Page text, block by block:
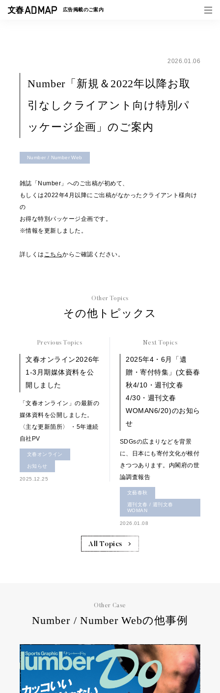
広告掲載のご案内
事例一覧
トピックス
2026.01.06
Number「新規＆2022年以降お取
引なしクライアント向け特別パ
ッケージ企画」のご案内
Number / Number Web
雑誌「Number」へのご出稿が初めて、
もしくは2022年4月以降にご出稿がなかったクライアント様向け
の
お得な特別パッケージ企画です。
※情報を更新しました。
詳しくは こちらからご確認ください。
Other Topics
その他トピックス
Previous Topics
文春オンライン2026年
1-3月期媒体資料を公
開しました
「文春オンライン」の最新の
媒体資料を公開しました。
〈主な更新箇所〉 ・5年連続
自社PV
文春オンライン
お知らせ
2025.12.25
Next Topics
2025年4・6月「遺
贈・寄付特集」(文藝春
秋4/10・週刊文春
4/30・週刊文春
WOMAN6/20)のお知ら
せ
SDGsの広まりなどを背景
に、日本にも寄付文化が根付
きつつあります。内閣府の世
論調査報告
文藝春秋
週刊文春 / 週刊文春
WOMAN
2026.01.08
All Topics
Other Case
Number / Number Webの他事例